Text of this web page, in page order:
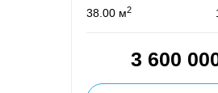
38.00 м2
3 600